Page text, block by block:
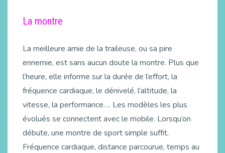
La montre
La meilleure amie de la traileuse, ou sa pire
ennemie, est sans aucun doute la montre. Plus que
l’heure, elle informe sur la durée de l’effort, la
fréquence cardiaque, le dénivelé, l’altitude, la
vitesse, la performance…. Les modèles les plus
évolués se connectent avec le mobile. Lorsqu’on
débute, une montre de sport simple suffit.
Fréquence cardiaque, distance parcourue, temps au